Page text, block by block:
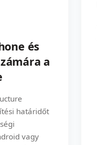
és
a
határidőt
vagy